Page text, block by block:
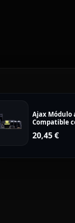
Ajax Módulo
Compatible
20,45€